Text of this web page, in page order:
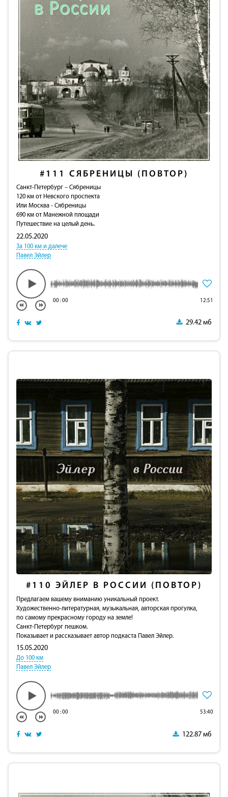
#111 СЯБРЕНИЦЫ (ПОВТОР)
Санкт-Петербург – Сябреницы
120 км от Невского проспекта
Или Москва - Сябреницы
690 км от Манежной площади
Путешествие на целый день.
22.05.2020
За 100 км и далече
Павел Эйлер
00:00 12:51
29.42 мб
#110 ЭЙЛЕР В РОССИИ (ПОВТОР)
Предлагаем вашему вниманию уникальный проект.
Художественно-литературная, музыкальная, авторская прогулка,
по самому прекрасному городу на земле!
Санкт-Петербург пешком.
Показывает и рассказывает автор подкаста Павел Эйлер.
15.05.2020
До 100 км
Павел Эйлер
00:00 53:40
122.87 мб